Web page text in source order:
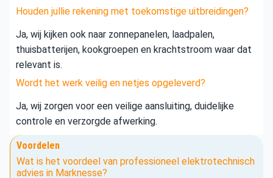
Houden jullie rekening met toekomstige uitbreidingen?
Ja, wij kijken ook naar zonnepanelen, laadpalen,
thuisbatterijen, kookgroepen en krachtstroom waar dat
relevant is.
Wordt het werk veilig en netjes opgeleverd?
Ja, wij zorgen voor een veilige aansluiting, duidelijke
controle en verzorgde afwerking.
Voordelen
Wat is het voordeel van professioneel elektrotechnisch
advies in Marknesse?